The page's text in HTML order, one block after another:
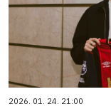
2026. 01. 24. 21:00